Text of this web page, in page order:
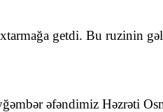
getdi. Bu ruzinin
əfəndimiz Həzrəti